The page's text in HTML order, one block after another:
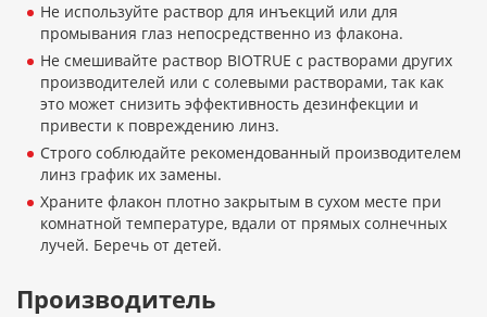
Не используйте раствор для инъекций или для
промывания глаз непосредственно из флакона.
Не смешивайте раствор BIOTRUE с растворами других
производителей или с солевыми растворами, так как
это может снизить эффективность дезинфекции и
привести к повреждению линз.
Строго соблюдайте рекомендованный производителем
линз график их замены.
Храните флакон плотно закрытым в сухом месте при
комнатной температуре, вдали от прямых солнечных
лучей. Беречь от детей.
Производитель